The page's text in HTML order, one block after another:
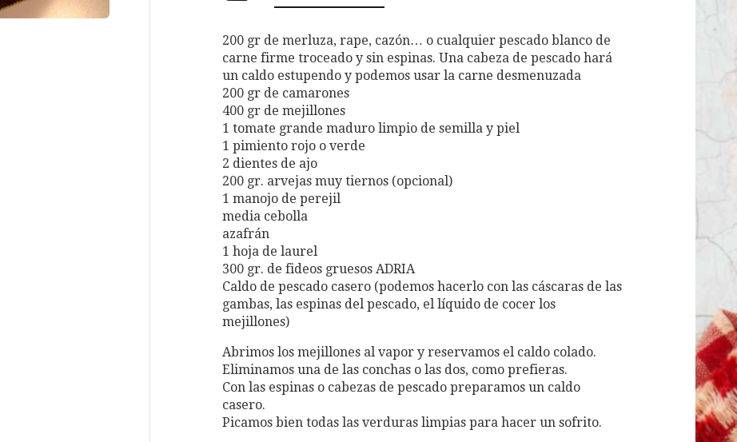
200 gr de merluza, rape, cazón… o cualquier pescado blanco de
carne firme troceado y sin espinas. Una cabeza de pescado hará
un caldo estupendo y podemos usar la carne desmenuzada
200 gr de camarones
400 gr de mejillones
1 tomate grande maduro limpio de semilla y piel
1 pimiento rojo o verde
2 dientes de ajo
200 gr. arvejas muy tiernos (opcional)
1 manojo de perejil
media cebolla
azafrán
1 hoja de laurel
300 gr. de fideos gruesos ADRIA
Caldo de pescado casero (podemos hacerlo con las cáscaras de las
gambas, las espinas del pescado, el líquido de cocer los
mejillones)
Abrimos los mejillones al vapor y reservamos el caldo colado.
Eliminamos una de las conchas o las dos, como prefieras.
Con las espinas o cabezas de pescado preparamos un caldo
casero.
Picamos bien todas las verduras limpias para hacer un sofrito.